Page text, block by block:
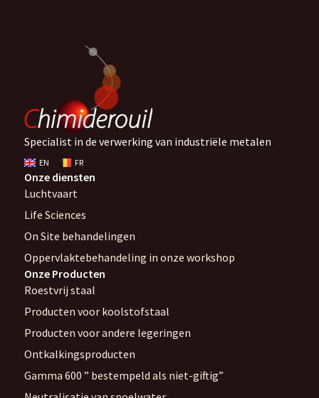
Specialist in de verwerking van industriële metalen
EN FR
Onze diensten
Luchtvaart
Life Sciences
On Site behandelingen
Oppervlaktebehandeling in onze workshop
Onze Producten
Roestvrij staal
Producten voor koolstofstaal
Producten voor andere legeringen
Ontkalkingsproducten
Gamma 600 ” bestempeld als niet-giftig”